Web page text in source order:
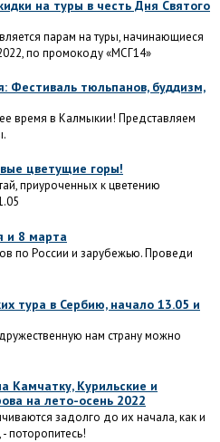
на туры в честь Дня Святого
парам на туры, начинающиеся
по промокоду «МСГ14»
Фестиваль тюльпанов, буддизм,
время в Калмыкии! Представляем
цветущие горы!
приуроченных к цветению
и 8 марта
по России и зарубежью. Проведи
тура в Сербию, начало 13.05 и
нам страну можно
Камчатку, Курильские и
на лето-осень 2022
задолго до их начала, как и
поторопитесь!